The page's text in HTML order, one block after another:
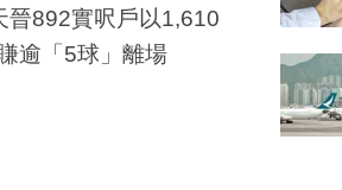
晉892實呎戶以1,610
逾「5球」離場